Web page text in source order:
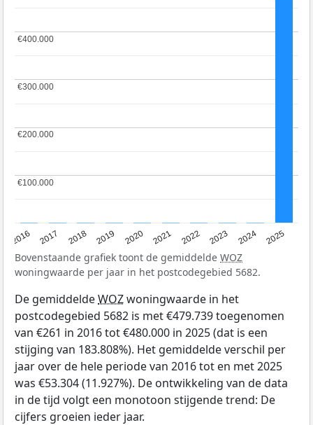
2016 2017 2018 2019 2020 2021 2022 2023 2024 2025
€100.000
€100.000
€200.000
€200.000
€300.000
€300.000
€400.000
€400.000
Bovenstaande grafiek toont de gemiddelde WOZ
woningwaarde per jaar in het postcodegebied 5682.
De gemiddeldeWOZwoningwaarde in het
postcodegebied 5682 is met €479.739 toegenomen
van €261 in 2016 tot €480.000 in 2025 (dat is een
stijging van 183.808%). Het gemiddelde verschil per
jaar over de hele periode van 2016 tot en met 2025
was €53.304 (11.927%). De ontwikkeling van de data
in de tijd volgt een monotoon stijgende trend: De
cijfers groeien ieder jaar.